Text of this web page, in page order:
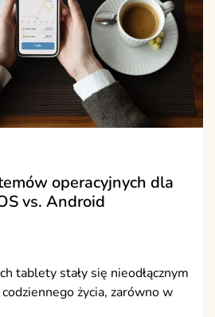
operacyjnych dla
vs. Android
tablety stały się nieodłącznym
życia, zarówno w